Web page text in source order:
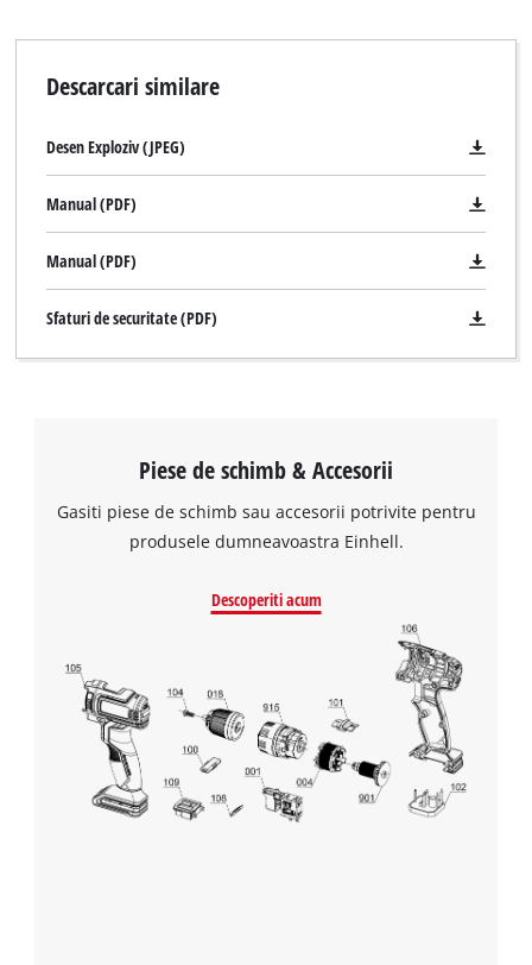
Descarcari similare
Desen Exploziv (JPEG)
Manual (PDF)
Manual (PDF)
Sfaturi de securitate (PDF)
Piese de schimb & Accesorii
Gasiti piese de schimb sau accesorii potrivite pentru
produsele dumneavoastra Einhell.
Descoperiti acum